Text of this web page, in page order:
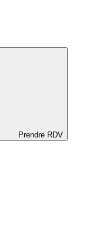
Prendre RDV